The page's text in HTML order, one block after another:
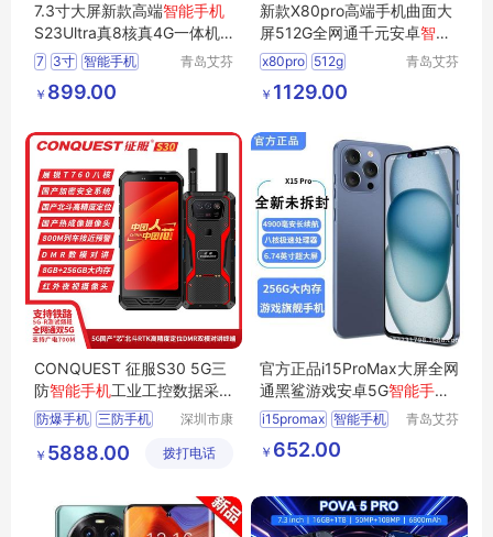
7.3寸大屏新款高端智能手机
S23Ultra真8核真4G一体机1
6G+1TB
7 3寸 智能手机
s23ultra
一体机
1tb
青岛艾芬
￥ 899.00
新款X80pro高端手机曲面大
屏512G全网通千元安卓智能
手机批代发
x80pro 512g
智能手机
青岛艾芬
￥ 1129.00
CONQUEST 征服S30 5G三
防智能手机工业工控数据采
集巡检手持终端pad
防爆手机 三防手机
深圳市康
讯设备有
￥ 5888.00 拨打电话
官方正品i15ProMax大屏全网
通黑鲨游戏安卓5G智能手机
适用于苹.果
i15promax 智能手机
适用于
青岛艾芬
￥ 652.00